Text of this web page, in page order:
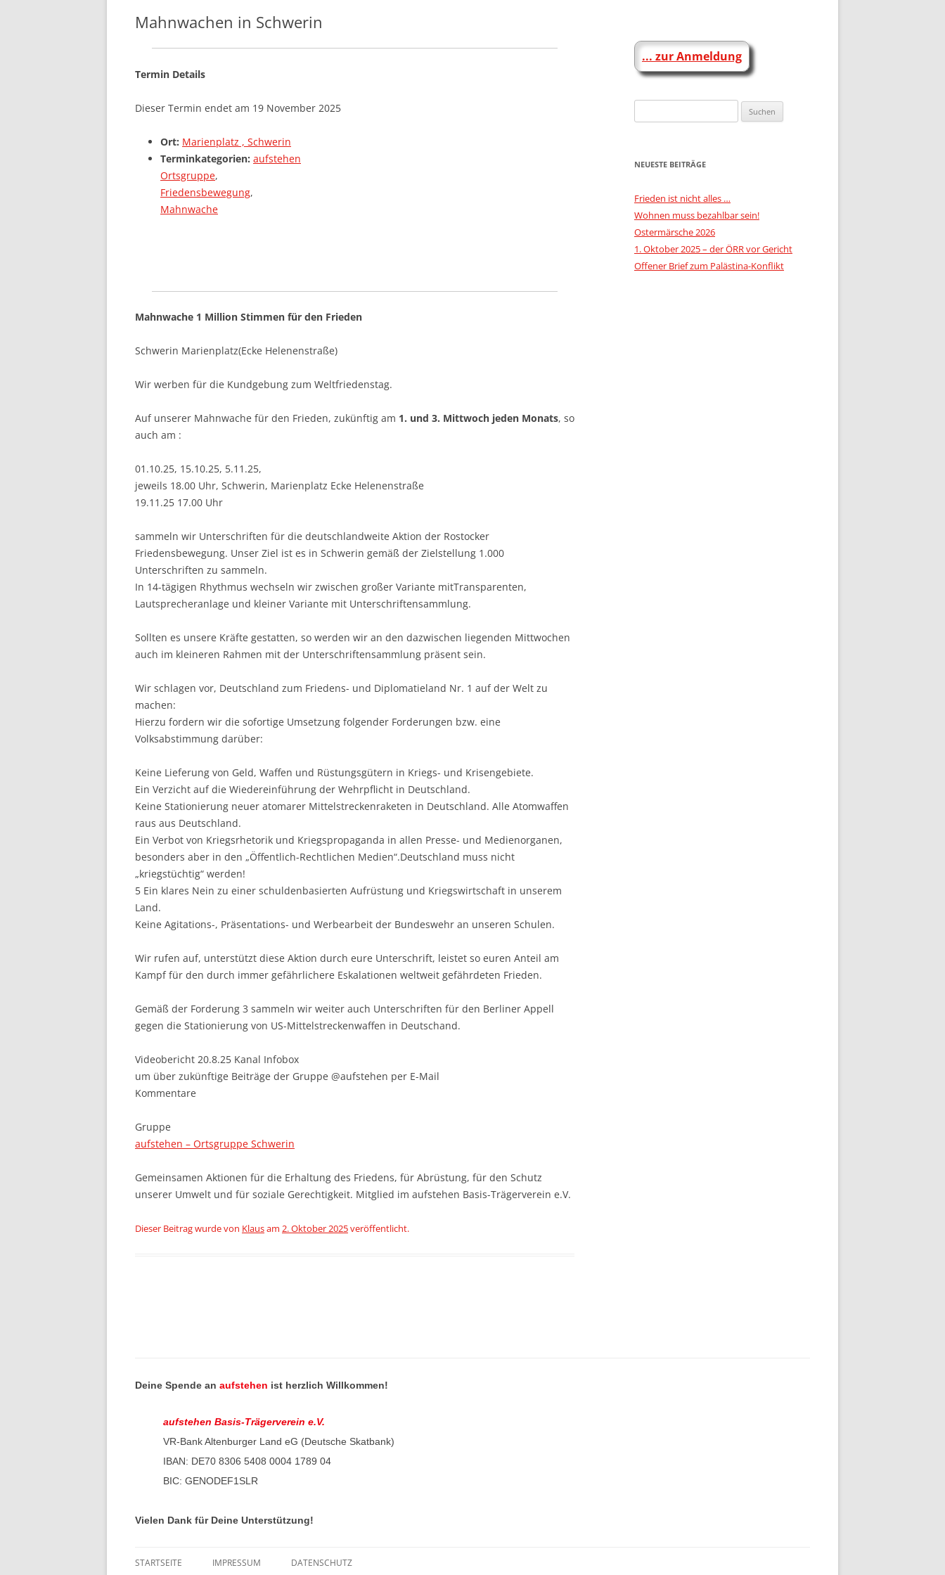
IMPRESSUM
DESIGN-PAKET FÜR AUFSTEHEN
GRUPPEN
Mahnwachen in Schwerin
Termin Details
Dieser Termin endet am 19 November 2025
Ort: Marienplatz , Schwerin
Terminkategorien: aufstehen
Ortsgruppe,
Friedensbewegung,
Mahnwache
Mahnwache 1 Million Stimmen für den Frieden
Schwerin Marienplatz(Ecke Helenenstraße)
Wir werben für die Kundgebung zum Weltfriedenstag.
Auf unserer Mahnwache für den Frieden, zukünftig am 1. und 3. Mittwoch jeden Monats, so
auch am :
01.10.25, 15.10.25, 5.11.25,
jeweils 18.00 Uhr, Schwerin, Marienplatz Ecke Helenenstraße
19.11.25 17.00 Uhr
sammeln wir Unterschriften für die deutschlandweite Aktion der Rostocker
Friedensbewegung. Unser Ziel ist es in Schwerin gemäß der Zielstellung 1.000
Unterschriften zu sammeln.
In 14-tägigen Rhythmus wechseln wir zwischen großer Variante mitTransparenten,
Lautsprecheranlage und kleiner Variante mit Unterschriftensammlung.
Sollten es unsere Kräfte gestatten, so werden wir an den dazwischen liegenden Mittwochen
auch im kleineren Rahmen mit der Unterschriftensammlung präsent sein.
Wir schlagen vor, Deutschland zum Friedens- und Diplomatieland Nr. 1 auf der Welt zu
machen:
Hierzu fordern wir die sofortige Umsetzung folgender Forderungen bzw. eine
Volksabstimmung darüber:
Keine Lieferung von Geld, Waffen und Rüstungsgütern in Kriegs- und Krisengebiete.
Ein Verzicht auf die Wiedereinführung der Wehrpflicht in Deutschland.
Keine Stationierung neuer atomarer Mittelstreckenraketen in Deutschland. Alle Atomwaffen
raus aus Deutschland.
Ein Verbot von Kriegsrhetorik und Kriegspropaganda in allen Presse- und Medienorganen,
besonders aber in den „Öffentlich-Rechtlichen Medien“.Deutschland muss nicht
„kriegstüchtig“ werden!
5 Ein klares Nein zu einer schuldenbasierten Aufrüstung und Kriegswirtschaft in unserem
Land.
Keine Agitations-, Präsentations- und Werbearbeit der Bundeswehr an unseren Schulen.
Wir rufen auf, unterstützt diese Aktion durch eure Unterschrift, leistet so euren Anteil am
Kampf für den durch immer gefährlichere Eskalationen weltweit gefährdeten Frieden.
Gemäß der Forderung 3 sammeln wir weiter auch Unterschriften für den Berliner Appell
gegen die Stationierung von US-Mittelstreckenwaffen in Deutschand.
Videobericht 20.8.25 Kanal Infobox
um über zukünftige Beiträge der Gruppe @aufstehen per E-Mail
Kommentare
Gruppe
aufstehen – Ortsgruppe Schwerin
Gemeinsamen Aktionen für die Erhaltung des Friedens, für Abrüstung, für den Schutz
unserer Umwelt und für soziale Gerechtigkeit. Mitglied im aufstehen Basis-Trägerverein e.V.
Dieser Beitrag wurdevon Klausam 2. Oktober 2025veröffentlicht.
... zur Anmeldung
nach:
NEUESTE BEITRÄGE
Frieden ist nicht alles …
Wohnen muss bezahlbar sein!
Ostermärsche 2026
1. Oktober 2025 – der ÖRR vor Gericht
Offener Brief zum Palästina-Konflikt
Deine Spende an aufstehen ist herzlich Willkommen!
aufstehen Basis-Trägerverein e.V.
VR-Bank Altenburger Land eG (Deutsche Skatbank)
IBAN: DE70 8306 5408 0004 1789 04
BIC: GENODEF1SLR
Vielen Dank für Deine Unterstützung!
STARTSEITE IMPRESSUM DATENSCHUTZ